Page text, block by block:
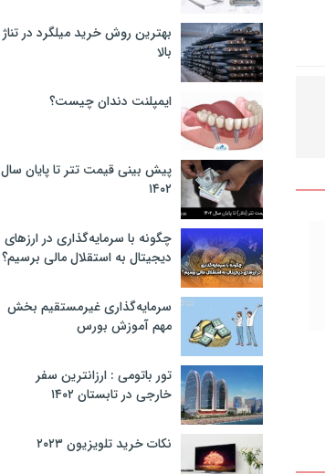
بهترین روش خرید میلگرد در تناژ
بالا
ایمپلنت دندان چیست؟
پیش بینی قیمت تتر تا پایان سال
۱۴۰۲
چگونه با سرمایه‌گذاری در ارزهای
دیجیتال به استقلال مالی برسیم؟
سرمایه‌گذاری غیرمستقیم بخش
مهم آموزش بورس
تور باتومی : ارزانترین سفر
خارجی در تابستان ۱۴۰۲
نکات خرید تلویزیون ۲۰۲۳